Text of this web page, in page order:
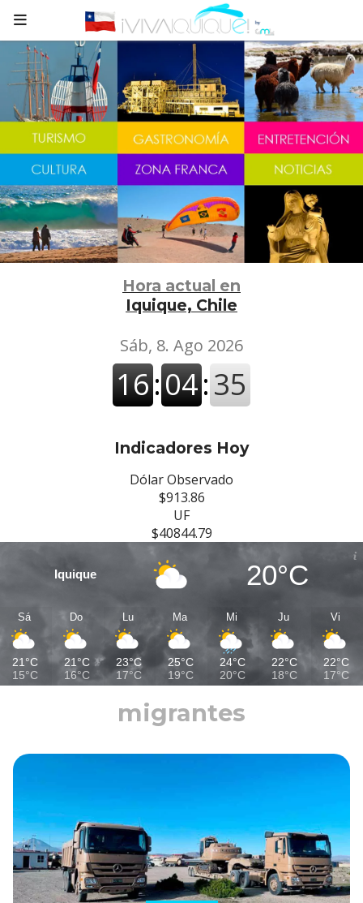
Hora actual en
Iquique, Chile
Indicadores Hoy
Dólar Observado
$913.86
UF
$40844.79
Iquique 20°C
Sá
21°C
15°C
Do
21°C
16°C
Lu
23°C
17°C
Ma
25°C
19°C
Mi
24°C
20°C
Ju
22°C
18°C
Vi
22°C
17°C
migrantes